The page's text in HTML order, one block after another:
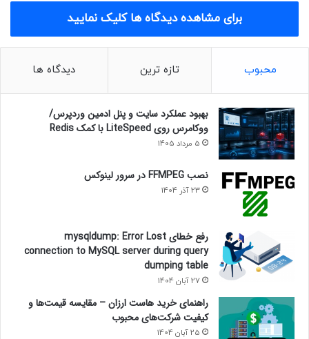
برای مشاهده دیدگاه ها کلیک نمایید
محبوب تازه ترین دیدگاه ها
بهبود عملکرد سایت و پنل ادمین وردپرس/
ووکامرس روی LiteSpeed با کمک Redis
5 مرداد 1405
نصب FFMPEG در سرور لینوکس
23 آذر 1404
رفع خطای mysqldump: Error Lost
connection to MySQL server during query
dumping table
27 آبان 1404
راهنمای خرید هاست ارزان – مقایسه قیمت‌ها و
کیفیت شرکت‌های محبوب
25 آبان 1404